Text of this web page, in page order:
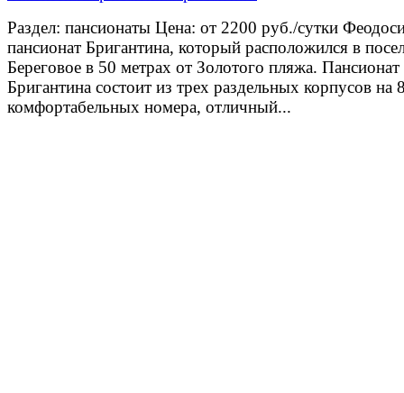
Раздел: пансионаты Цена: от 2200 руб./сутки
пансионат Бригантина, который расположился в
Береговое в 50 метрах от Золотого пляжа. Пансионат
Бригантина состоит из трех раздельных корпусов на
комфортабельных номера, отличный...